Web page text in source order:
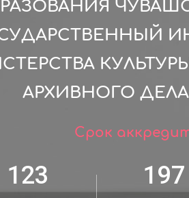
АРХИВНОГО
Срок
123 197